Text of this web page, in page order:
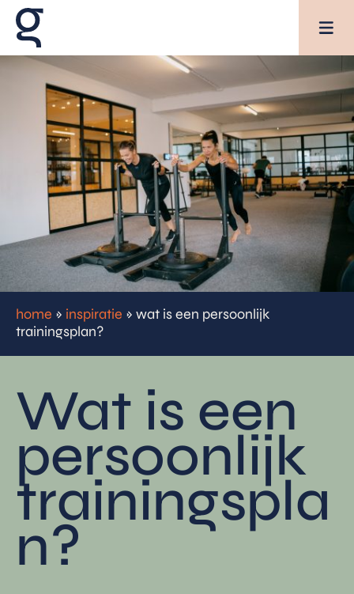
AANBOD
SPECIALISATIES
OVER GEZONDHEIDSGILDE
agenda inspiratie
Klompmakerstraat 24, Assen
home » inspiratie » wat is een persoonlijk
trainingsplan?
Wat is een
persoonlijk
trainingspla
n?